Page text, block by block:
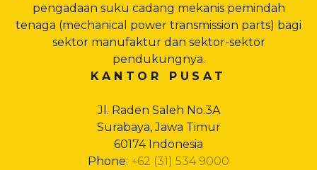
pengadaan suku cadang mekanis pemindah
tenaga (mechanical power transmission parts) bagi
sektor manufaktur dan sektor-sektor
pendukungnya.
KANTOR PUSAT
Jl. Raden Saleh No.3A
Surabaya, Jawa Timur
60174 Indonesia
Phone: +62 (31) 534 9000